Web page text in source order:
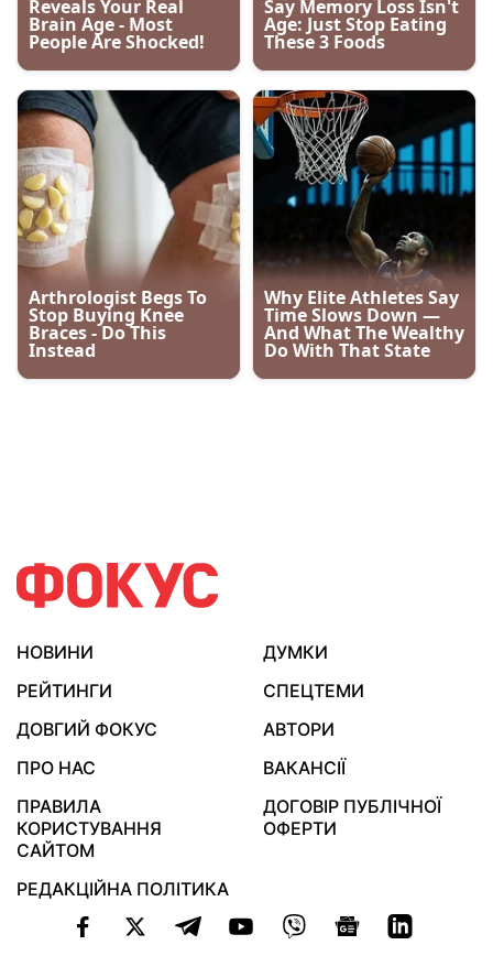
НОВИНИ
ДУМКИ
РЕЙТИНГИ
СПЕЦТЕМИ
ДОВГИЙ ФОКУС
АВТОРИ
ПРО НАС
ВАКАНСІЇ
ПРАВИЛА
КОРИСТУВАННЯ
САЙТОМ
ДОГОВІР ПУБЛІЧНОЇ
ОФЕРТИ
РЕДАКЦІЙНА ПОЛІТИКА